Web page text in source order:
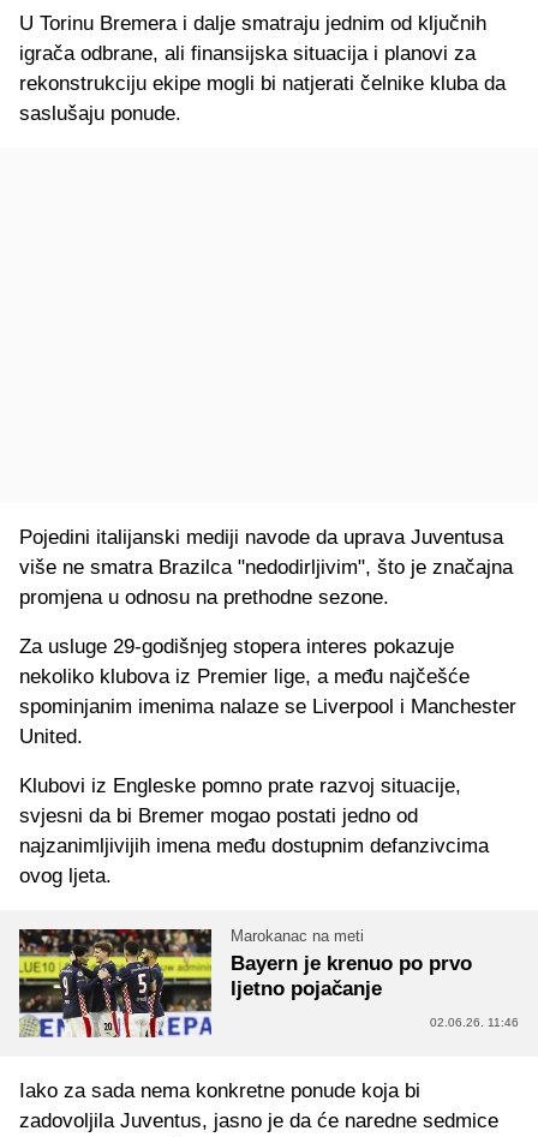
U Torinu Bremera i dalje smatraju jednim od ključnih
igrača odbrane, ali finansijska situacija i planovi za
rekonstrukciju ekipe mogli bi natjerati čelnike kluba da
saslušaju ponude.
Pojedini italijanski mediji navode da uprava Juventusa
više ne smatra Brazilca "nedodirljivim", što je značajna
promjena u odnosu na prethodne sezone.
Za usluge 29-godišnjeg stopera interes pokazuje
nekoliko klubova iz Premier lige, a među najčešće
spominjanim imenima nalaze se Liverpool i Manchester
United.
Klubovi iz Engleske pomno prate razvoj situacije,
svjesni da bi Bremer mogao postati jedno od
najzanimljivijih imena među dostupnim defanzivcima
ovog ljeta.
Marokanac na meti
Bayern je krenuo po prvo
ljetno pojačanje
02.06.26. 11:46
Iako za sada nema konkretne ponude koja bi
zadovoljila Juventus, jasno je da će naredne sedmice